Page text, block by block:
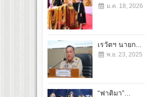
ม.ค. 18, 2026
เรวัตฯ นายก...
พ.ย. 23, 2025
“ฟาติมา”...